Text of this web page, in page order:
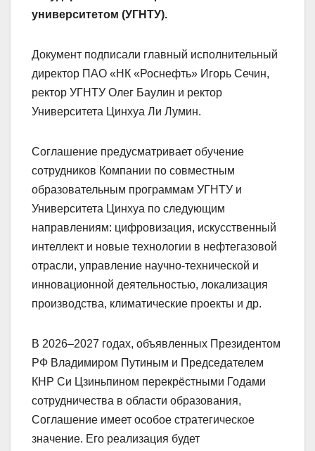
университетом (УГНТУ).
Документ подписали главный исполнительный
директор ПАО «НК «Роснефть» Игорь Сечин,
ректор УГНТУ Олег Баулин и ректор
Университета Цинхуа Ли Лумин.
Соглашение предусматривает обучение
сотрудников Компании по совместным
образовательным программам УГНТУ и
Университета Цинхуа по следующим
направлениям: цифровизация, искусственный
интеллект и новые технологии в нефтегазовой
отрасли, управление научно-технической и
инновационной деятельностью, локализация
производства, климатические проекты и др.
В 2026–2027 годах, объявленных Президентом
РФ Владимиром Путиным и Председателем
КНР Си Цзиньпином перекрёстными Годами
сотрудничества в области образования,
Соглашение имеет особое стратегическое
значение. Его реализация будет